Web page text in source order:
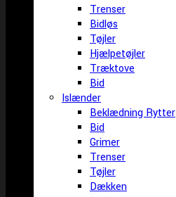
Trenser
Bidløs
Tøjler
Hjælpetøjler
Træktove
Bid
Islænder
Beklædning Rytter
Bid
Grimer
Trenser
Tøjler
Dækken